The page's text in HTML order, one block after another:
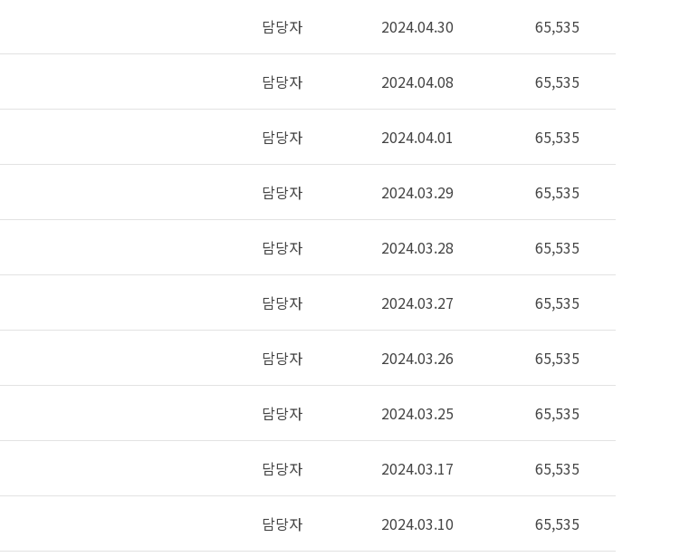
담당자 2024.04.30 65,535
담당자 2024.04.08 65,535
담당자 2024.04.01 65,535
담당자 2024.03.29 65,535
담당자 2024.03.28 65,535
담당자 2024.03.27 65,535
담당자 2024.03.26 65,535
담당자 2024.03.25 65,535
담당자 2024.03.17 65,535
담당자 2024.03.10 65,535